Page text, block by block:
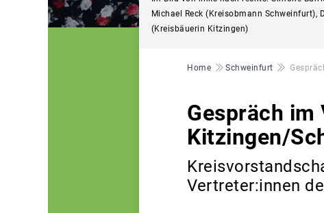
Michael Reck (Kreisobmann Schweinfurt),
(Kreisbäuerin Kitzingen)
Pfadnavigation
Home Schweinfurt
Gespräch im
Kitzingen/
Vertreter:innen